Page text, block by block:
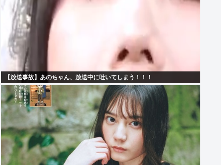
【放送事故】あのちゃん、放送中に吐いてしまう！！！